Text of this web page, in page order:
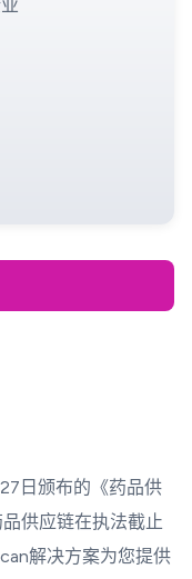
日颁布的《药品供
供应链在执法截止
解决方案为您提供